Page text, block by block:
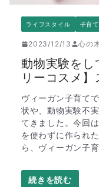
ライフスタイル 子育て
2023/12/13 心の
動物実験をし
リーコスメ
ヴィーガン子育て
状や、動物実験不
てきました。今回
を使わずに作られ
ら、ヴィーガン子